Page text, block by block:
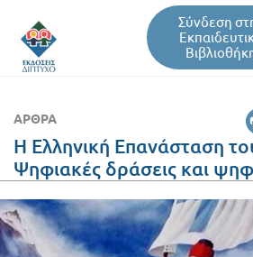
Σύνδεση
Φόρμα αναζήτησης
Εκπαιδευτική Βιβλιοθήκη
Βιβλία
ΆΡΘΡΑ
Η Ελληνική Επανάσταση
Ψηφιακές δράσεις και